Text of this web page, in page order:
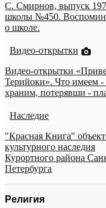
С. Смирнов, выпуск
школы №450.
о школе.
Видео-открытки
Видео-открытки
Терийоки». Что имеем -
храним, потерявши -
Наследие
"Красная Книга"
культурного наследия
Курортного района
Петербурга
Религия